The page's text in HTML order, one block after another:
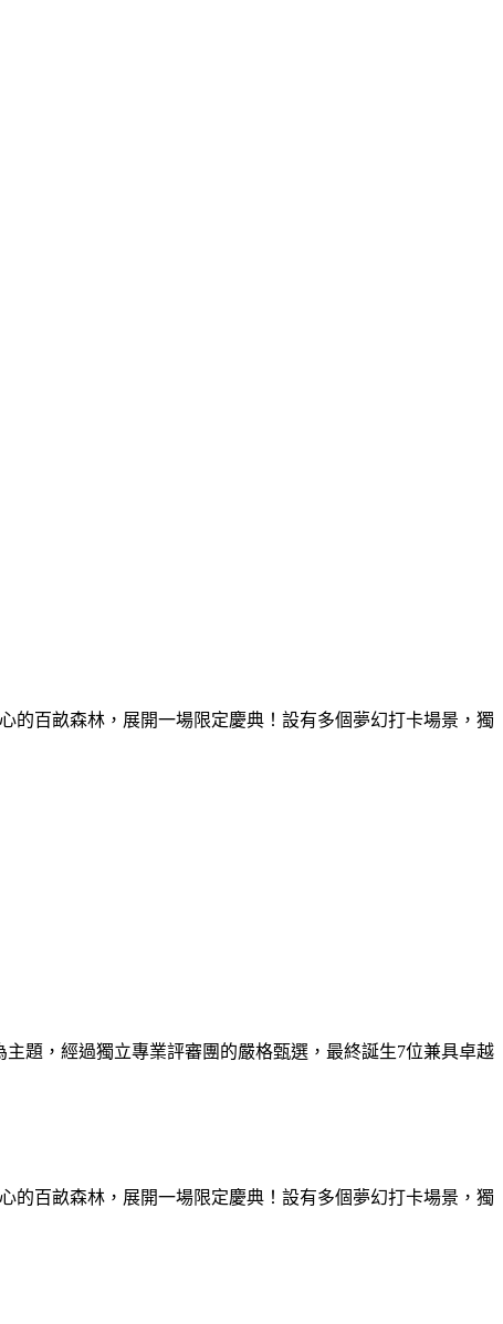
的百畝森林，展開一場限定慶典！設有多個夢幻打卡場景，獨
題，經過獨立專業評審團的嚴格甄選，最終誕生7位兼具卓越
的百畝森林，展開一場限定慶典！設有多個夢幻打卡場景，獨